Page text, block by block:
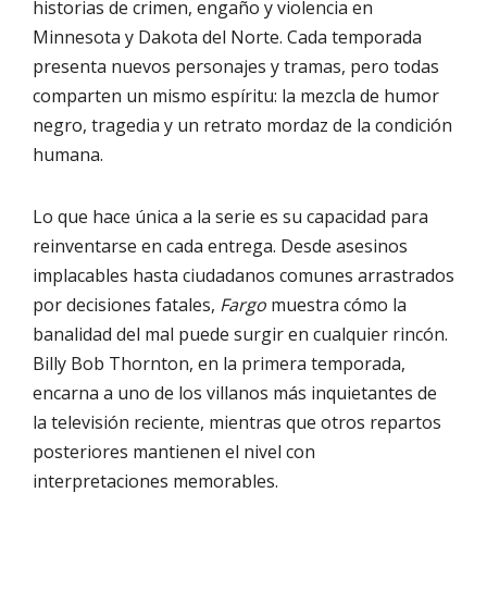
historias de crimen, engaño y violencia en
Minnesota y Dakota del Norte. Cada temporada
presenta nuevos personajes y tramas, pero todas
comparten un mismo espíritu: la mezcla de humor
negro, tragedia y un retrato mordaz de la condición
humana.
Lo que hace única a la serie es su capacidad para
reinventarse en cada entrega. Desde asesinos
implacables hasta ciudadanos comunes arrastrados
por decisiones fatales, Fargo muestra cómo la
banalidad del mal puede surgir en cualquier rincón.
Billy Bob Thornton, en la primera temporada,
encarna a uno de los villanos más inquietantes de
la televisión reciente, mientras que otros repartos
posteriores mantienen el nivel con
interpretaciones memorables.